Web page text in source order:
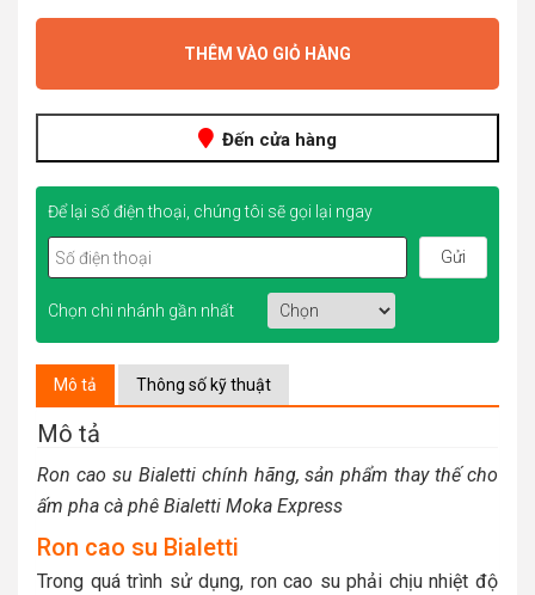
THÊM VÀO GIỎ HÀNG
Đến cửa hàng
Để lại số điện thoại, chúng tôi sẽ gọi lại ngay
Chọn chi nhánh gần nhất
Mô tả Thông số kỹ thuật
Mô tả
Ron cao su Bialetti chính hãng, sản phẩm thay thế cho
ấm pha cà phê Bialetti Moka Express
Ron cao su Bialetti
Trong quá trình sử dụng, ron cao su phải chịu nhiệt độ